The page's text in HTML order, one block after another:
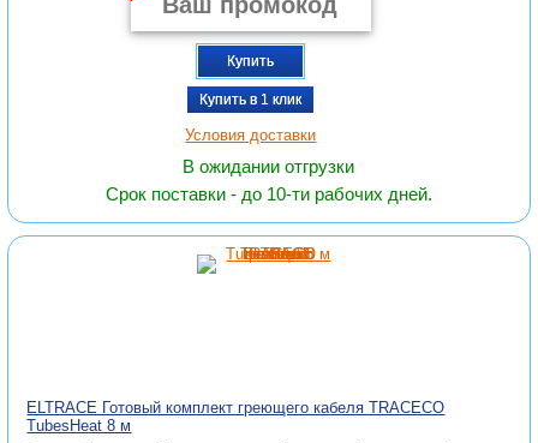
Купить
Купить в 1 клик
Условия доставки
В ожидании отгрузки
Срок поставки - до 10-ти рабочих дней.
ELTRACE Готовый комплект греющего кабеля TRACECO
TubesHeat 8 м